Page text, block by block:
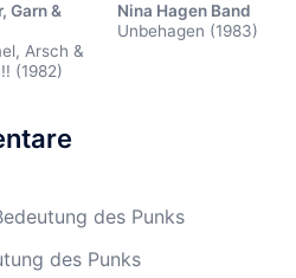
Garn &
Arsch &
(1982)
Nina Hagen Band
Unbehagen (1983)
des Punks
des Punks